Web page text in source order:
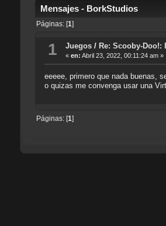
Mensajes - BorkStudios
Páginas: [ 1]
1 Juegos/ Re: Scooby-Doo!:
« en: Abril 23, 2022, 00:11:24 am »
eeeee, primero que nada buenas,
o quizas me convenga usar una
Páginas: [1]